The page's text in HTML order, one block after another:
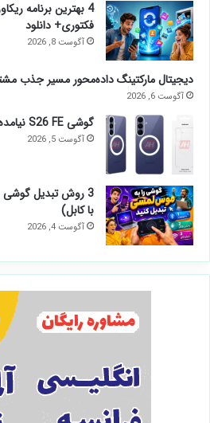
4 بهترین برنامه
فکتوری+ دانلود
آگوست 8, 2026
دیجیتال مارکتینگ داده‌محور مسیر جذب
آگوست 6, 2026
گوشی S26 FE نیامده، تصاویر قاب‌هایش لو رفت
آگوست 5, 2026
3 روش تبدیل
با کابل)
آگوست 4, 2026